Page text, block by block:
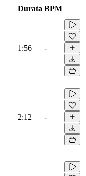
Durata BPM
1:56 -
2:12 -